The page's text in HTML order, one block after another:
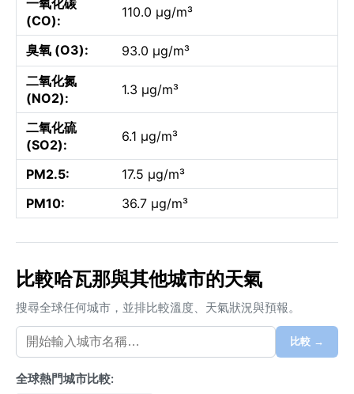
(CO):
110.0 µg/m³
臭氧 (O3):
93.0 µg/m³
二氧化氮
(NO2):
1.3 µg/m³
二氧化硫
(SO2):
6.1 µg/m³
PM2.5:
17.5 µg/m³
PM10:
36.7 µg/m³
比較哈瓦那與其他城市的天氣
搜尋全球任何城市，並排比較溫度、天氣狀況與預報。
比較 →
全球熱門城市比較: